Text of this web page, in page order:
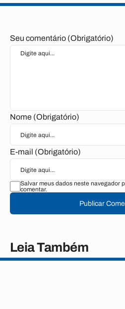
Seu comentário (Obrigatório)
Nome (Obrigatório)
E-mail (Obrigatório)
Salvar meus dados neste navegador
comentar.
Publicar
Leia Também